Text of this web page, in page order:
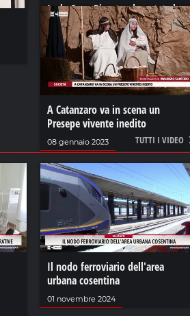
Isola Capo Rizzuto, devastata la
casa della legalità
30 dicembre 2023
A Catanzaro va in scena un
Presepe vivente inedito
08 gennaio 2023 TUTTI I VIDEO
Il nodo ferroviario dell'area
urbana cosentina
01 novembre 2024